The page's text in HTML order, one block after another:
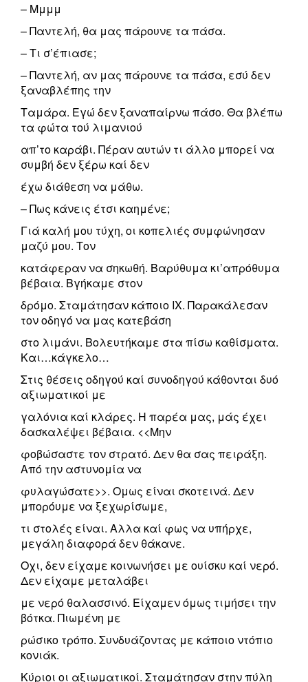
– Μμμμ
– Παντελή, θα μας πάρουνε τα πάσα.
– Τι σ’έπιασε;
– Παντελή, αν μας πάρουνε τα πάσα, εσύ δεν
ξαναβλέπης την
Ταμάρα. Εγώ δεν ξαναπαίρνω πάσο. Θα βλέπω
τα φώτα τού λιμανιού
απ’το καράβι. Πέραν αυτών τι άλλο μπορεί να
συμβή δεν ξέρω καί δεν
έχω διάθεση να μάθω.
– Πως κάνεις έτσι καημένε;
Γιά καλή μου τύχη, οι κοπελιές συμφώνησαν
μαζύ μου. Τον
κατάφεραν να σηκωθή. Βαρύθυμα κι’απρόθυμα
βέβαια. Βγήκαμε στον
δρόμο. Σταμάτησαν κάποιο ΙΧ. Παρακάλεσαν
τον οδηγό να μας κατεβάση
στο λιμάνι. Βολευτήκαμε στα πίσω καθίσματα.
Και…κάγκελο…
Στις θέσεις οδηγού καί συνοδηγού κάθονται δυό
αξιωματικοί με
γαλόνια καί κλάρες. Η παρέα μας, μάς έχει
δασκαλέψει βέβαια. <<Μην
φοβώσαστε τον στρατό. Δεν θα σας πειράξη.
Από την αστυνομία να
φυλαγώσατε>>. Ομως είναι σκοτεινά. Δεν
μπορόυμε να ξεχωρίσωμε,
τι στολές είναι. Αλλα καί φως να υπήρχε,
μεγάλη διαφορά δεν θάκανε.
Οχι, δεν είχαμε κοινωνήσει με ουίσκυ καί νερό.
Δεν είχαμε μεταλάβει
με νερό θαλασσινό. Είχαμεν όμως τιμήσει την
βότκα. Πιωμένη με
ρώσικο τρόπο. Συνδυάζοντας με κάποιο ντόπιο
κονιάκ.
Κύριοι οι αξιωματικοί. Σταμάτησαν στην πύλη